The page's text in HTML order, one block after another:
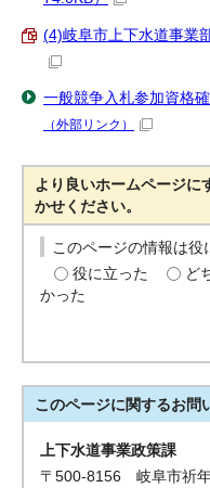
(4)岐阜市上下水道事業
一般競争入札参加資格
（外部リンク）
より良いホームページに
かせください。
このページの情報は役
役に立った
ど
かった
このページに関するお問
上下水道事業政策課
〒500-8156 岐阜市祈